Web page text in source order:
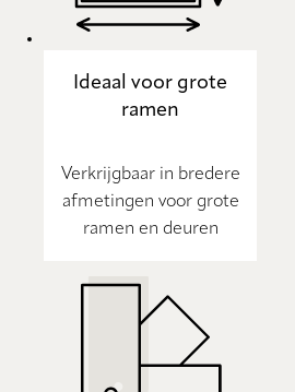
Ideaal voor grote
ramen
Verkrijgbaar in bredere
afmetingen voor grote
ramen en deuren